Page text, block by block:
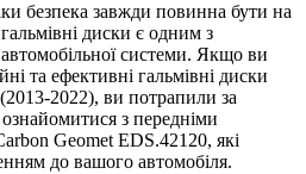
безпека завжди повинна бути на
диски є одним з
системи. Якщо ви
та ефективні гальмівні диски
2022), ви потрапили за
з передніми
Geomet EDS.42120, які
до вашого автомобіля.